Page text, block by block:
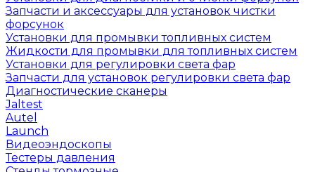
Запчасти и аксессуары для установок чистки
форсунок
Установки для промывки топливных систем
Жидкости для промывки для топливных систем
Установки для регулировки света фар
Запчасти для установок регулировки света фар
Диагностические сканеры
Jaltest
Autel
Launch
Видеоэндоскопы
Тестеры давления